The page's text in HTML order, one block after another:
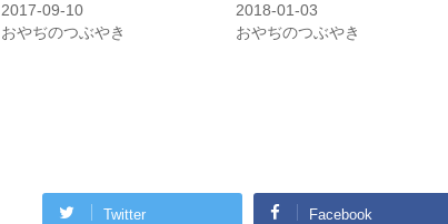
2017-09-10
おやぢのつぶやき
2018-01-03
おやぢのつぶやき
Twitter Facebook